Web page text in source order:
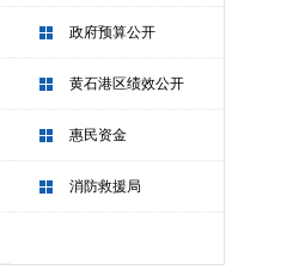
政府预算公开
黄石港区绩效公开
惠民资金
消防救援局